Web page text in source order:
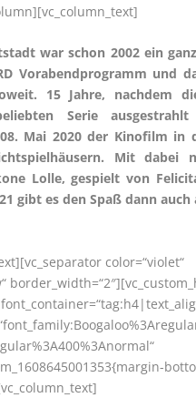
war schon 2002 ein
Vorabendprogramm und
15 Jahre, nachdem
Serie ausgestrahlt
Mai 2020 der Kinofilm in
Mit dabei
Lolle, gespielt von
gibt es den Spaß dann auch
color=“violet“